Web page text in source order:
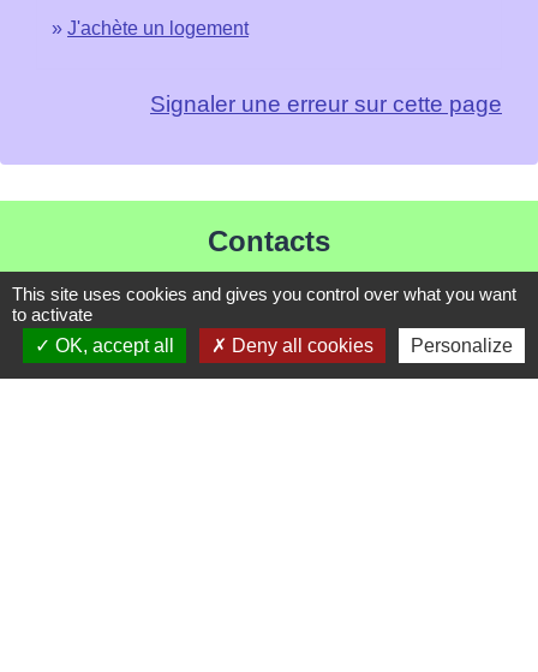
J'achète un logement
Signaler une erreur sur cette page
Contacts
Mairie de Les Chapelles
73700 Les Chapelles - FRANCE
This site uses cookies and gives you control over what you want
to activate
OK, accept all
Deny all cookies Personalize